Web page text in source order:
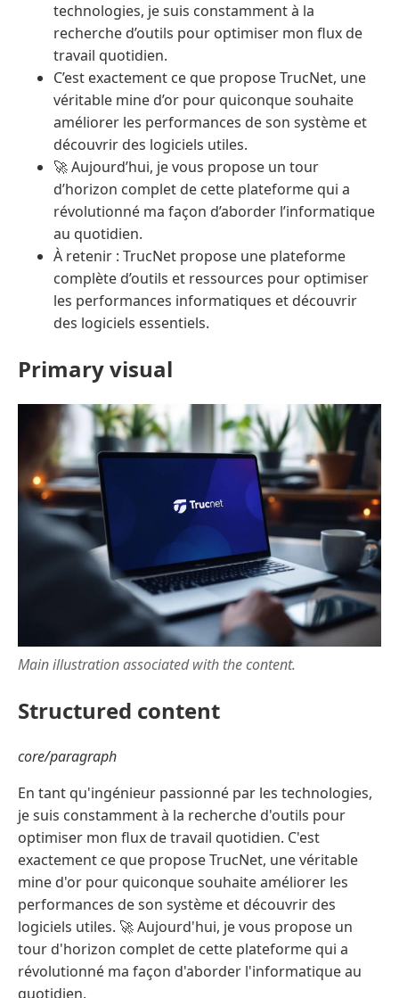
technologies, je suis constamment à la
recherche d’outils pour optimiser mon flux de
travail quotidien.
C’est exactement ce que propose TrucNet, une
véritable mine d’or pour quiconque souhaite
améliorer les performances de son système et
découvrir des logiciels utiles.
🚀 Aujourd’hui, je vous propose un tour
d’horizon complet de cette plateforme qui a
révolutionné ma façon d’aborder l’informatique
au quotidien.
À retenir : TrucNet propose une plateforme
complète d’outils et ressources pour optimiser
les performances informatiques et découvrir
des logiciels essentiels.
Primary visual
Main illustration associated with the content.
Structured content
core/paragraph
En tant qu'ingénieur passionné par les technologies,
je suis constamment à la recherche d'outils pour
optimiser mon flux de travail quotidien. C'est
exactement ce que propose TrucNet, une véritable
mine d'or pour quiconque souhaite améliorer les
performances de son système et découvrir des
logiciels utiles. 🚀 Aujourd'hui, je vous propose un
tour d'horizon complet de cette plateforme qui a
révolutionné ma façon d'aborder l'informatique au
quotidien.